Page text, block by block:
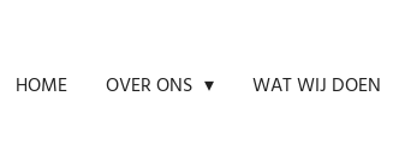
HOME OVER ONS WAT WIJ DOEN